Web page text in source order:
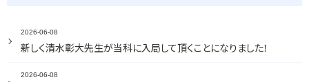
2026-06-08
新しく清水彰大先生が当科に入局して頂くことになりました！
2026-06-08